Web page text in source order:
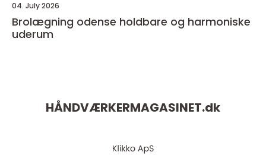
04. July 2026
Brolægning odense holdbare og harmoniske
uderum
HÅNDVÆRKERMAGASINET.dk